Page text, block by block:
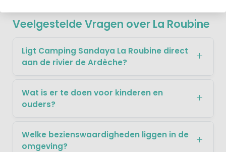
Veelgestelde Vragen over La Roubine
Ligt Camping Sandaya La Roubine direct
aan de rivier de Ardèche?
Wat is er te doen voor kinderen en
ouders?
Welke bezienswaardigheden liggen in de
omgeving?